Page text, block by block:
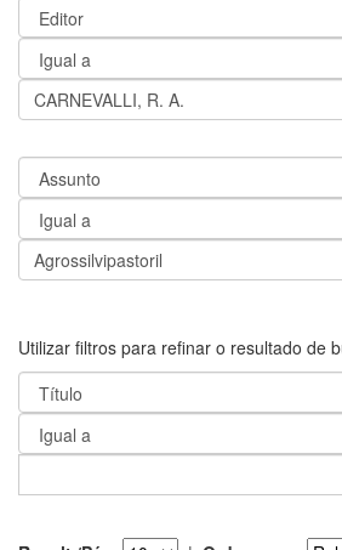
Utilizar filtros para refinar o resultado de